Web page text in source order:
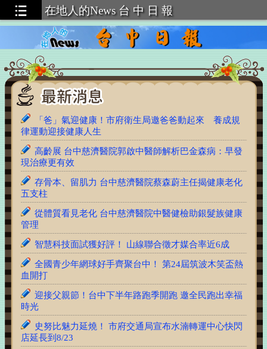
在地人的News 台 中 日 報
台中日報 1150809–6956號 報紙
中台灣觀光推廣獲新加坡業者熱烈迴響！市府觀旅局
整合星國觀光資源 佈局區域旅遊商機
「爸」氣迎健康！市府衛生局邀爸爸動起來 養成規
律運動迎接健康人生
高齡展 台中慈濟醫院郭啟中醫師解析巴金森病：早發
現治療更有效
存骨本、留肌力 台中慈濟醫院蔡森蔚主任揭健康老化
五支柱
從體質看見老化 台中慈濟醫院中醫健檢助銀髮族健康
管理
智慧科技面試獲好評！ 山線聯合徵才媒合率近6成
全國青少年網球好手齊聚台中！ 第24屆筑波木笑盃熱
血開打
迎接父親節！台中下半年路跑季開跑 邀全民跑出幸福
時光
史努比魅力延燒！ 市府交通局宣布水湳轉運中心快閃
店延長到8/23